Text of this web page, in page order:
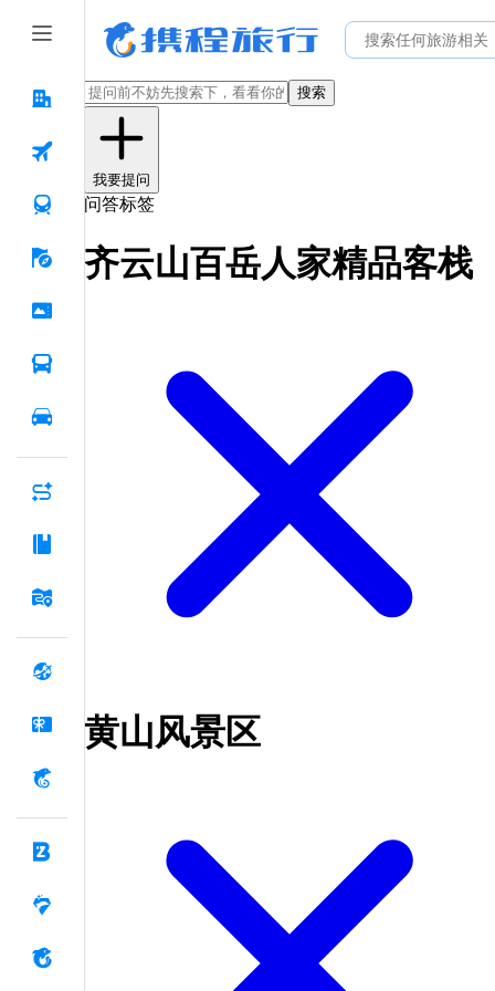
搜索
我要提问
问答标签
齐云山百岳人家精品客栈
黄山风景区